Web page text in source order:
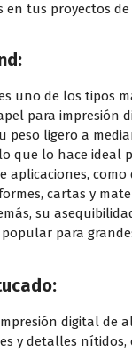
en tus proyectos de
uno de los tipos
para impresión
peso ligero a
que lo hace ideal
aplicaciones,
cartas y
su
para
digital de
y detalles nítidos,